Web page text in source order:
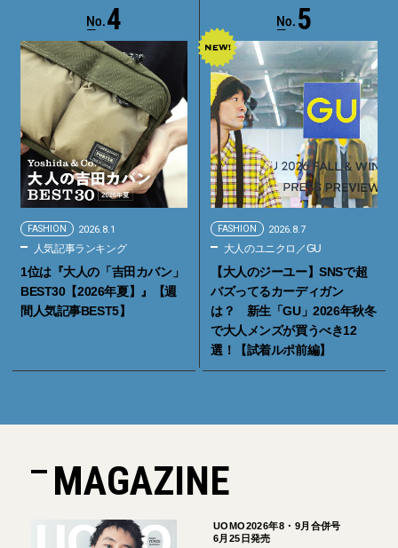
4
FASHION 2026.8.1
人気記事ランキング
1位は『大人の「吉田カバン」
BEST30【2026年夏】』【週
間人気記事BEST5】
5
FASHION 2026.8.7
大人のユニクロ／GU
【大人のジーユー】SNSで超
バズってるカーディガン
は？ 新生「GU」2026年秋冬
で大人メンズが買うべき12
選！【試着ルポ前編】
MAGAZINE
UOMO2026年8・9月合併号
6月25日発売